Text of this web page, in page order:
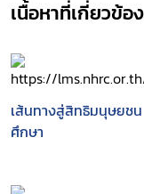
เนื้อหาที่เกี่ยวข้อง
เส้นทางสู่สิทธิมนุษยชน
ศึกษา